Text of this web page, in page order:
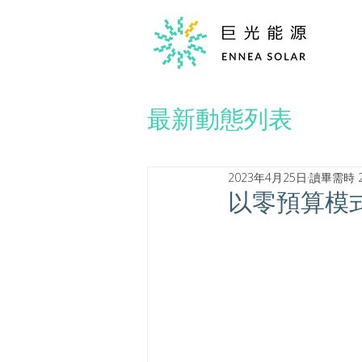
最新動態列表
以零預算模
2023年4月25日 讀畢需時